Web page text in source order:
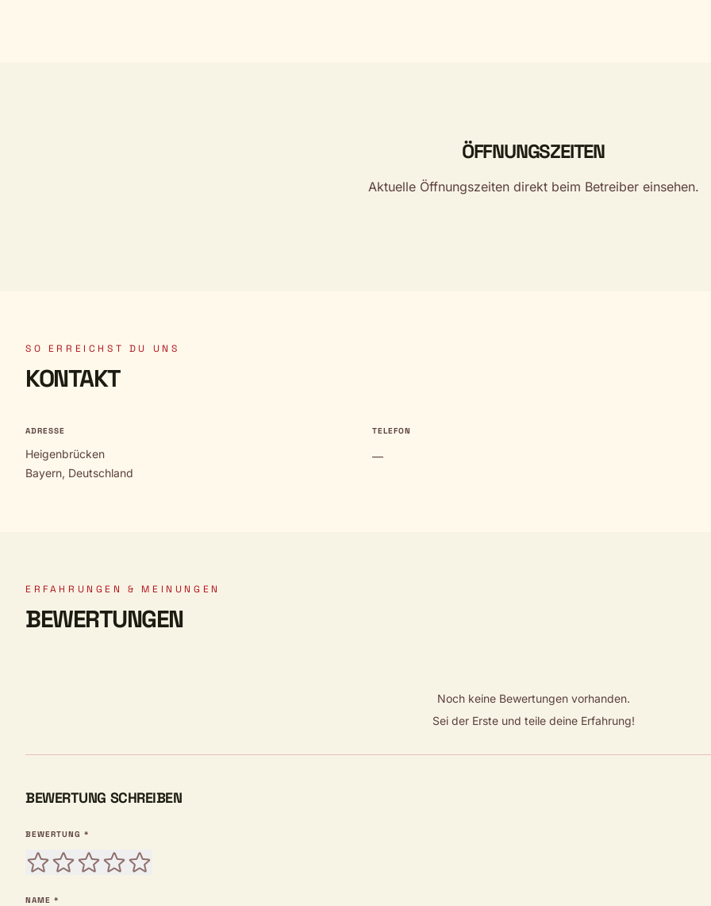
ÖFFNUNGSZEITEN
Aktuelle Öffnungszeiten direkt beim Betreiber einsehen.
SO ERREICHST DU UNS
KONTAKT
ADRESSE
Heigenbrücken
Bayern, Deutschland
TELEFON
—
ERFAHRUNGEN & MEINUNGEN
BEWERTUNGEN
Noch keine Bewertungen vorhanden.
Sei der Erste und teile deine Erfahrung!
BEWERTUNG SCHREIBEN
BEWERTUNG *
NAME *